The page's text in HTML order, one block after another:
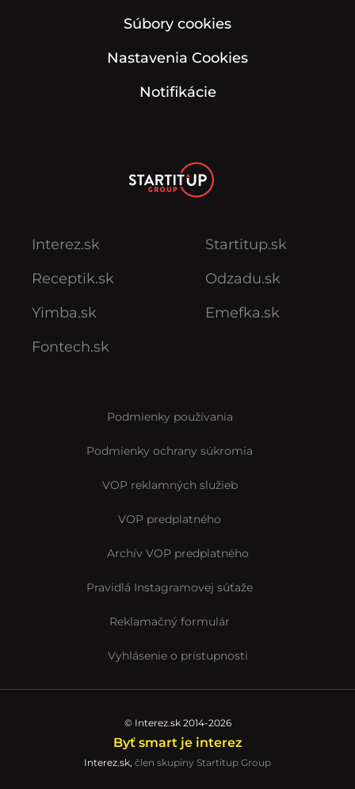
Súbory cookies
Nastavenia Cookies
Notifikácie
Interez.sk
Receptik.sk
Yimba.sk
Fontech.sk
Startitup.sk
Odzadu.sk
Emefka.sk
Podmienky používania
Podmienky ochrany súkromia
VOP reklamných služieb
VOP predplatného
Archív VOP predplatného
Pravidlá Instagramovej súťaže
Reklamačný formulár
Vyhlásenie o prístupnosti
© Interez.sk 2014-2026
Byť smart je interez
Interez.sk, člen skupiny Startitup Group